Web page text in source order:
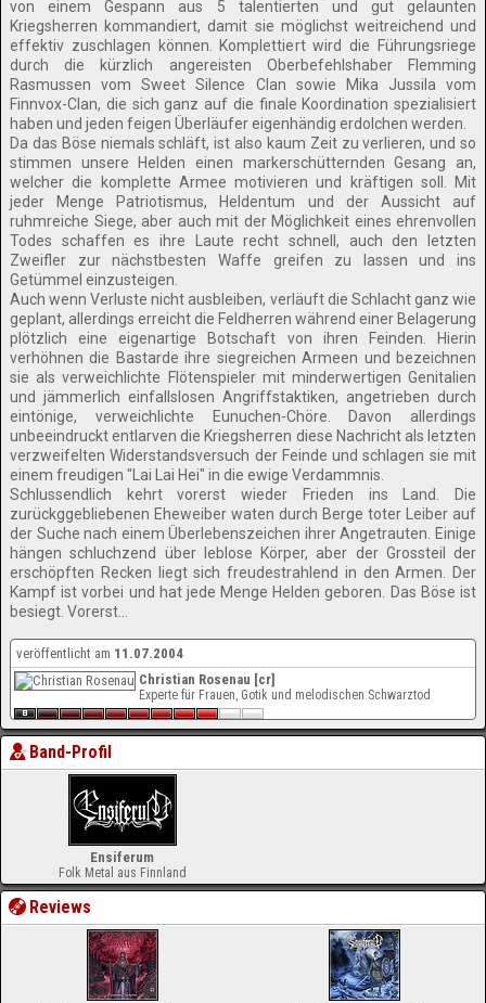
von einem Gespann aus 5 talentierten und gut gelaunten
Kriegsherren kommandiert, damit sie möglichst weitreichend und
effektiv zuschlagen können. Komplettiert wird die Führungsriege
durch die kürzlich angereisten Oberbefehlshaber Flemming
Rasmussen vom Sweet Silence Clan sowie Mika Jussila vom
Finnvox-Clan, die sich ganz auf die finale Koordination spezialisiert
haben und jeden feigen Überläufer eigenhändig erdolchen werden.
Da das Böse niemals schläft, ist also kaum Zeit zu verlieren, und so
stimmen unsere Helden einen markerschütternden Gesang an,
welcher die komplette Armee motivieren und kräftigen soll. Mit
jeder Menge Patriotismus, Heldentum und der Aussicht auf
ruhmreiche Siege, aber auch mit der Möglichkeit eines ehrenvollen
Todes schaffen es ihre Laute recht schnell, auch den letzten
Zweifler zur nächstbesten Waffe greifen zu lassen und ins
Getümmel einzusteigen.
Auch wenn Verluste nicht ausbleiben, verläuft die Schlacht ganz wie
geplant, allerdings erreicht die Feldherren während einer Belagerung
plötzlich eine eigenartige Botschaft von ihren Feinden. Hierin
verhöhnen die Bastarde ihre siegreichen Armeen und bezeichnen
sie als verweichlichte Flötenspieler mit minderwertigen Genitalien
und jämmerlich einfallslosen Angriffstaktiken, angetrieben durch
eintönige, verweichlichte Eunuchen-Chöre. Davon allerdings
unbeeindruckt entlarven die Kriegsherren diese Nachricht als letzten
verzweifelten Widerstandsversuch der Feinde und schlagen sie mit
einem freudigen "Lai Lai Hei" in die ewige Verdammnis.
Schlussendlich kehrt vorerst wieder Frieden ins Land. Die
zurückggebliebenen Eheweiber waten durch Berge toter Leiber auf
der Suche nach einem Überlebenszeichen ihrer Angetrauten. Einige
hängen schluchzend über leblose Körper, aber der Grossteil der
erschöpften Recken liegt sich freudestrahlend in den Armen. Der
Kampf ist vorbei und hat jede Menge Helden geboren. Das Böse ist
besiegt. Vorerst...
veröffentlicht am 11.07.2004
Christian Rosenau [cr]
Experte für Frauen, Gotik und melodischen Schwarztod
Band-Profil
Ensiferum
Folk Metal aus Finnland
Reviews